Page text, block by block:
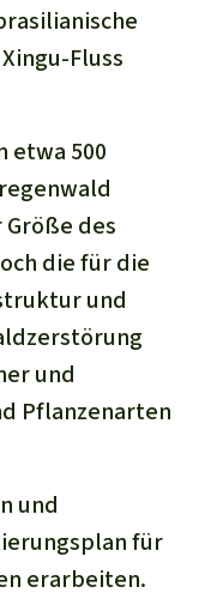
Fluss
etwa 500
des
die für die
und
und
Pflanzenarten
und
für
erarbeiten.